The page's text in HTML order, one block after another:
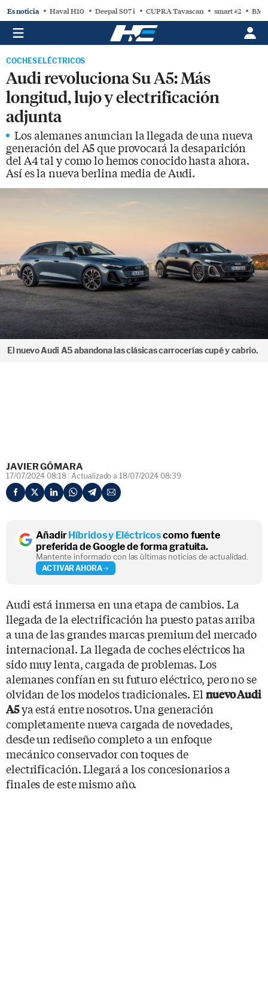
Es noticia Haval H10 Deepal S07 i CUPRA Tavascan smart #2
COCHES ELÉCTRICOS
Audi revoluciona Su A5: Más
longitud, lujo y electrificación
adjunta
Los alemanes anuncian la llegada de una nueva
generación del A5 que provocará la desaparición
del A4 tal y como lo hemos conocido hasta ahora.
Así es la nueva berlina media de Audi.
El nuevo Audi A5 abandona las clásicas carrocerías cupé y cabrio.
JAVIER GÓMARA
17/07/2024 08:18 Actualizado a 18/07/2024 08:39
AñadirHíbridos y Eléctricoscomo fuente
preferida de Google de forma gratuita.
Mantente informado con las últimas noticias de actualidad.
ACTIVAR AHORA
Audi está inmersa en una etapa de cambios. La
llegada de la electrificación ha puesto patas arriba
a una de las grandes marcas premium del mercado
internacional. La llegada de coches eléctricos ha
sido muy lenta, cargada de problemas. Los
alemanes confían en su futuro eléctrico, pero no se
olvidan de los modelos tradicionales. El nuevo Audi
A5ya está entre nosotros. Una generación
completamente nueva cargada de novedades,
desde un rediseño completo a un enfoque
mecánico conservador con toques de
electrificación. Llegará a los concesionarios a
finales de este mismo año.